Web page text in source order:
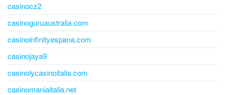
casinocz2
casinoguruaustralia.com
casinoinfinityespana.com
casinojaya9
casinolycasinoitalia.com
casinomaniaitalia.net